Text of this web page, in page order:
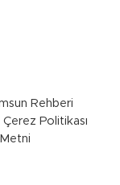
Rehberi
Çerez Politikası